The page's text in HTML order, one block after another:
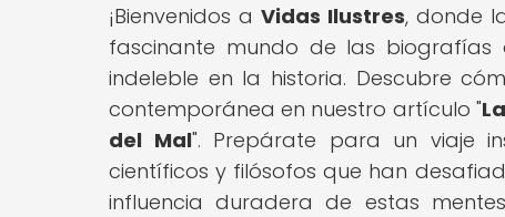
¡Bienvenidos a Vidas Ilustres, donde
fascinante mundo de las
indeleble en la historia. Descubre
contemporánea en nuestro artículo "
del Mal". Prepárate para un viaje
científicos y filósofos que han
influencia duradera de estas